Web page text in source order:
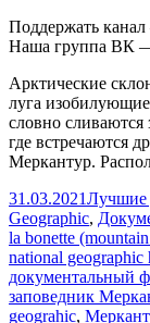
Поддержать
Наша группа ВК
Арктические
луга
словно сливаются
где встречаются
Меркантур.
Опубликовано
31.03.2021 Автор
Лучшие
Geographic,
la bonette
national geographic
документальный
заповедник
geograhic,